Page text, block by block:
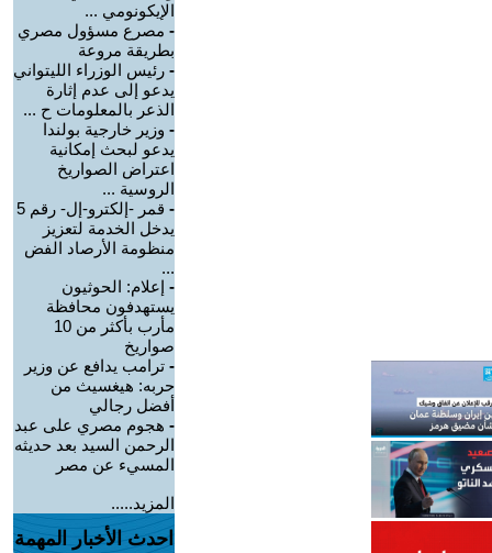
الإيكونومي ...
- مصرع مسؤول مصري
بطريقة مروعة
- رئيس الوزراء الليتواني
يدعو إلى عدم إثارة
الذعر بالمعلومات ح ...
- وزير خارجية بولندا
يدعو لبحث إمكانية
اعتراض الصواريخ
الروسية ...
-
قمر -إلكترو-إل- رقم 5
يدخل الخدمة لتعزيز
منظومة الأرصاد الفض
...
- إعلام: الحوثيون
يستهدفون محافظة
مأرب بأكثر من 10
صواريخ
- ترامب يدافع عن وزير
حربه: هيغسيث من
أفضل رجالي
- هجوم مصري على عبد
الرحمن السيد بعد حديثه
المسيء عن مصر
المزيد.....
احدث الأخبار المهمة